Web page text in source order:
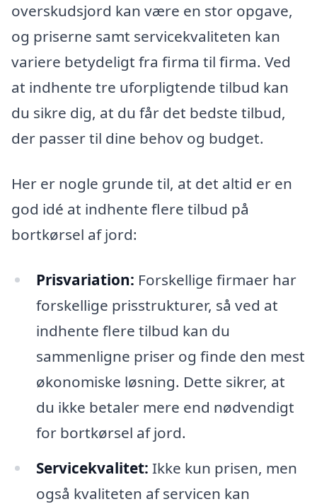
overskudsjord kan være en stor opgave,
og priserne samt servicekvaliteten kan
variere betydeligt fra firma til firma. Ved
at indhente tre uforpligtende tilbud kan
du sikre dig, at du får det bedste tilbud,
der passer til dine behov og budget.
Her er nogle grunde til, at det altid er en
god idé at indhente flere tilbud på
bortkørsel af jord:
Prisvariation: Forskellige firmaer har
forskellige prisstrukturer, så ved at
indhente flere tilbud kan du
sammenligne priser og finde den mest
økonomiske løsning. Dette sikrer, at
du ikke betaler mere end nødvendigt
for bortkørsel af jord.
Servicekvalitet: Ikke kun prisen, men
også kvaliteten af servicen kan